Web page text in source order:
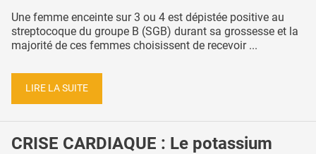
Une femme enceinte sur 3 ou 4 est dépistée positive au
streptocoque du groupe B (SGB) durant sa grossesse et la
majorité de ces femmes choisissent de recevoir ...
LIRE LA SUITE
CRISE CARDIAQUE : Le potassium